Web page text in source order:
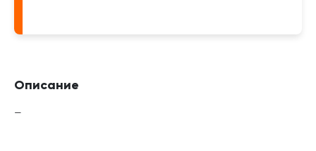
Описание
—